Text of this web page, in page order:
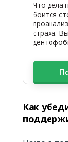
Что
боится
страха.
Как